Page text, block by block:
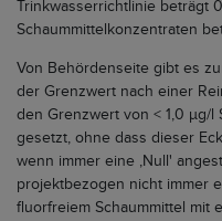
Trinkwasserrichtlinie beträgt
Schaummittelkonzentraten
Von Behördenseite gibt es
der Grenzwert nach einer
den Grenzwert von < 1,0 µg/l
gesetzt, ohne dass dieser
wenn immer eine ‚Null'
projektbezogen nicht immer
fluorfreiem Schaummittel mit